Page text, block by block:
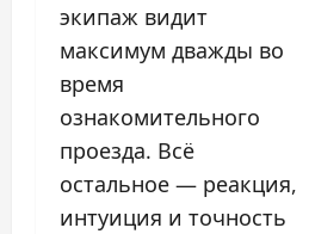
экипаж видит
максимум дважды во
время
ознакомительного
проезда. Всё
остальное — реакция,
интуиция и точность